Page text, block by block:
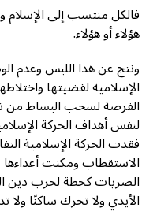
فالكل منتسب إلى الإسلام
هؤلاء أو هؤلاء.
ونتج عن هذا اللبس وعدم
الإسلامية لقضيتها
الفرصة لسحب البساط من
لنفس أهداف الحركة
فقدت الحركة الإسلامية
الاستقطاب ومكنت أعداءها
الضربات كخطة لحرب دين
الأيدي ولا تحرك ساكنًا